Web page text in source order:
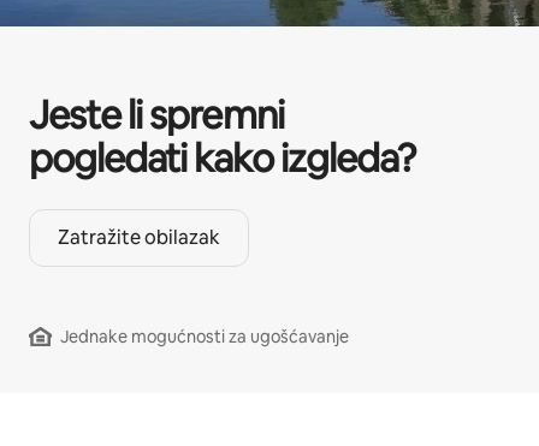
Jeste li spremni
pogledati kako izgleda?
Zatražite obilazak
Jednake mogućnosti za ugošćavanje